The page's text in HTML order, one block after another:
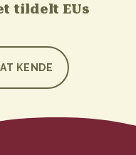
tildelt EUs
KENDE